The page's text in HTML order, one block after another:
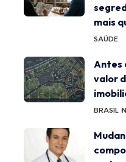
mais
SAÚDE
Antes
valor
BRASIL